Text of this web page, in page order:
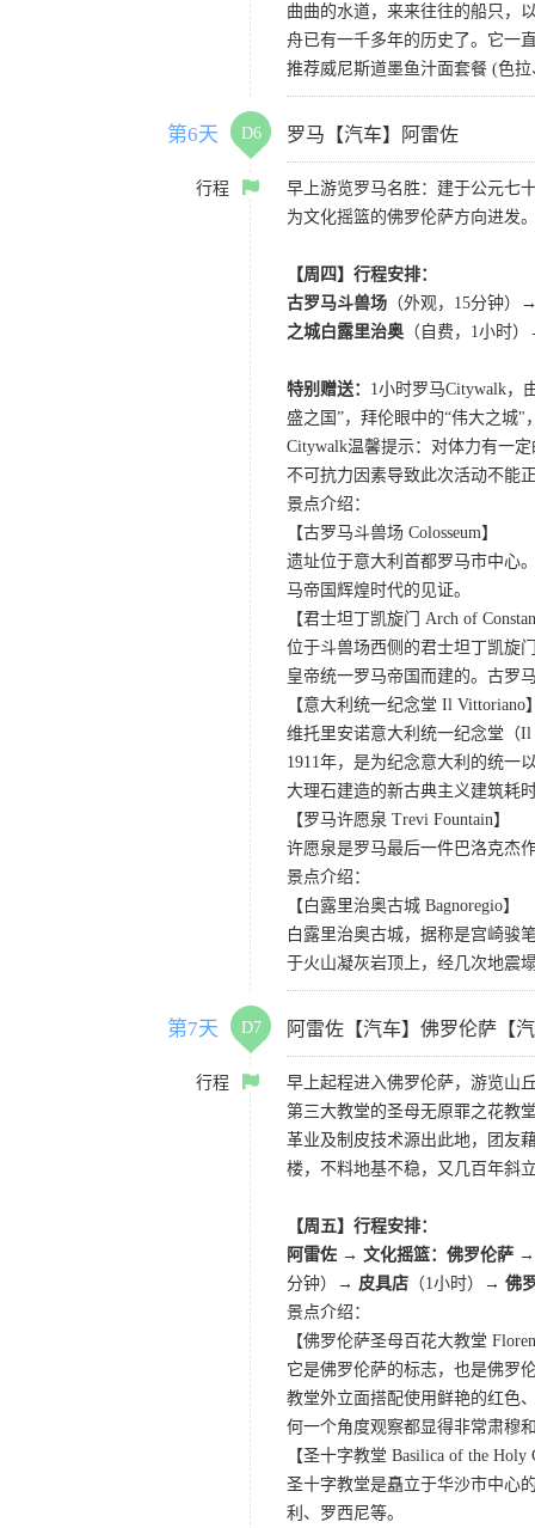
曲曲的水道，来来往往的船只，
舟已有一千多年的历史了。它一
推荐威尼斯道墨鱼汁面套餐 (色
第6天 D6 罗马【汽车】阿雷佐
行程
早上游览罗马名胜：建于公元七
为文化摇篮的佛罗伦萨方向进发
【周四】行程安排：
古罗马斗兽场 （外观，15分钟）
之城白露里治奥 （自费，1小时）
特别赠送： 1小时罗马Citywalk，
盛之国”，拜伦眼中的“伟大之城"
Citywalk温馨提示：对体力有一
不可抗力因素导致此次活动不能
景点介绍：
【古罗马斗兽场 Colosseum】
遗址位于意大利首都罗马市中心
马帝国辉煌时代的见证。
【君士坦丁凯旋门 Arch of
位于斗兽场西侧的君士坦丁凯旋
皇帝统一罗马帝国而建的。古罗
【意大利统一纪念堂 Il Vittoriano
维托里安诺意大利统一纪念堂（Il
1911年，是为纪念意大利的统一
大理石建造的新古典主义建筑耗
【罗马许愿泉 Trevi Fountain】
许愿泉是罗马最后一件巴洛克杰
景点介绍：
【白露里治奥古城 Bagnoregio】
白露里治奥古城，据称是宫崎骏
于火山凝灰岩顶上，经几次地震
第7天 D7 阿雷佐【汽车】佛罗伦萨【
行程
早上起程进入佛罗伦萨，游览山
第三大教堂的圣母无原罪之花教
革业及制皮技术源出此地，团友
楼，不料地基不稳，又几百年斜
【周五】行程安排：
阿雷佐 → 文化摇篮：佛罗伦萨
分钟）
→ 皮具店 （1小时）→ 佛
景点介绍：
【佛罗伦萨圣母百花大教堂
它是佛罗伦萨的标志，也是佛罗
教堂外立面搭配使用鲜艳的红色
何一个角度观察都显得非常肃穆
【圣十字教堂 Basilica of the Holy
圣十字教堂是矗立于华沙市中心
利、罗西尼等。